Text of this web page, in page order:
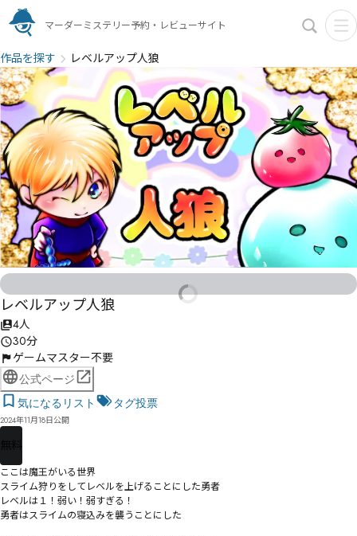
マーダーミステリー予約・レビューサイト
作品を探す レベルアップ人狼
レベルアップ人狼
4人
30分
ゲームマスター不要
公式ページ
気になるリスト
タグ投票
2024年11月18日公開
無料
ここは魔王がいる世界
スライム狩りをしてレベルを上げることにした勇者
レベルは１！弱い！弱すぎる！
勇者はスライムの寝込みを襲うことにした